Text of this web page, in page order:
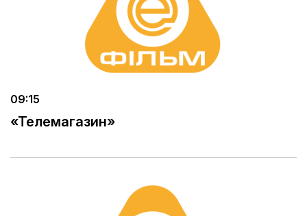
09:15
«Телемагазин»